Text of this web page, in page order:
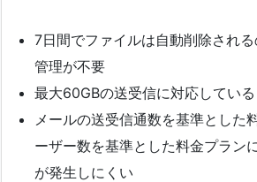
7日間でファイルは自動削除され
管理が不要
最大60GBの送受信に対応している
メールの送受信通数を基準とした
ーザー数を基準とした料金プラン
が発生しにくい